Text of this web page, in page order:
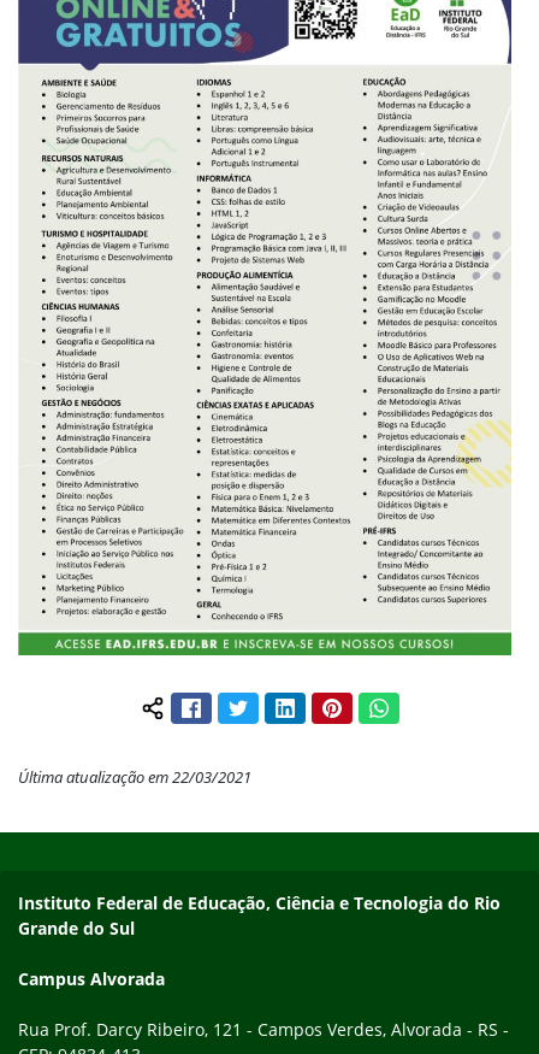
Compartilhar conteúdo:
FacebookTwitterLinkedInPinterestWhatsApp
Última atualização em 22/03/2021
Endereço
Instituto Federal de Educação, Ciência e Tecnologia do Rio
Grande do Sul
Campus Alvorada
Rua Prof. Darcy Ribeiro, 121 - Campos Verdes, Alvorada - RS -